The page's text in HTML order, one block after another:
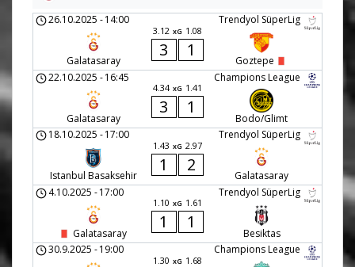
Trendyol SüperLig
26.10.2025 -14:00
Galatasaray
3.12 xG 1.08
3 1
Goztepe
Champions League
22.10.2025 -16:45
Galatasaray
4.34 xG 1.41
3 1
Bodo/Glimt
Trendyol SüperLig
18.10.2025 -17:00
Istanbul Basaksehir
1.43 xG 2.97
1 2
Galatasaray
Trendyol SüperLig
4.10.2025 -17:00
Galatasaray
1.10 xG 1.61
1 1
Besiktas
Champions League
30.9.2025 -19:00
1.30 xG 1.68